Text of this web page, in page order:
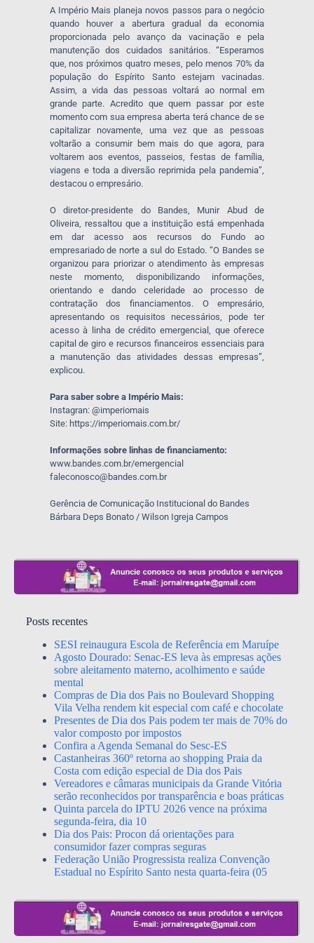
A Império Mais planeja novos passos para o negócio
quando houver a abertura gradual da economia
proporcionada pelo avanço da vacinação e pela
manutenção dos cuidados sanitários. “Esperamos
que, nos próximos quatro meses, pelo menos 70% da
população do Espírito Santo estejam vacinadas.
Assim, a vida das pessoas voltará ao normal em
grande parte. Acredito que quem passar por este
momento com sua empresa aberta terá chance de se
capitalizar novamente, uma vez que as pessoas
voltarão a consumir bem mais do que agora, para
voltarem aos eventos, passeios, festas de família,
viagens e toda a diversão reprimida pela pandemia”,
destacou o empresário.
O diretor-presidente do Bandes, Munir Abud de
Oliveira, ressaltou que a instituição está empenhada
em dar acesso aos recursos do Fundo ao
empresariado de norte a sul do Estado. “O Bandes se
organizou para priorizar o atendimento às empresas
neste momento, disponibilizando informações,
orientando e dando celeridade ao processo de
contratação dos financiamentos. O empresário,
apresentando os requisitos necessários, pode ter
acesso à linha de crédito emergencial, que oferece
capital de giro e recursos financeiros essenciais para
a manutenção das atividades dessas empresas”,
explicou.
Para saber sobre a Império Mais:
Instagran: @imperiomais
Site: https://imperiomais.com.br/
Informações sobre linhas de financiamento:
www.bandes.com.br/emergencial
faleconosco@bandes.com.br
Gerência de Comunicação Institucional do Bandes
Bárbara Deps Bonato / Wilson Igreja Campos
Posts recentes
SESI reinaugura Escola de Referência em Maruípe
Agosto Dourado: Senac-ES leva às empresas ações
sobre aleitamento materno, acolhimento e saúde
mental
Compras de Dia dos Pais no Boulevard Shopping
Vila Velha rendem kit especial com café e chocolate
Presentes de Dia dos Pais podem ter mais de 70% do
valor composto por impostos
Confira a Agenda Semanal do Sesc-ES
Castanheiras 360º retorna ao shopping Praia da
Costa com edição especial de Dia dos Pais
Vereadores e câmaras municipais da Grande Vitória
serão reconhecidos por transparência e boas práticas
Quinta parcela do IPTU 2026 vence na próxima
segunda-feira, dia 10
Dia dos Pais: Procon dá orientações para
consumidor fazer compras seguras
Federação União Progressista realiza Convenção
Estadual no Espírito Santo nesta quarta-feira (05